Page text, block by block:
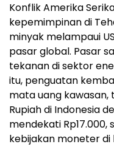
Konflik Amerika
kepemimpinan di
minyak melampaui
pasar global. Pasar
tekanan di sektor
itu, penguatan
mata uang kawasan,
Rupiah di Indonesia
mendekati
kebijakan moneter